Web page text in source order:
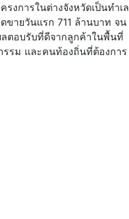
รงการในต่างจังหวัดเป็นทำเล
ขายวันแรก 711 ล้านบาท จน
ตอบรับที่ดีจากลูกค้าในพื้นที่
รม และคนท้องถิ่นที่ต้องการ